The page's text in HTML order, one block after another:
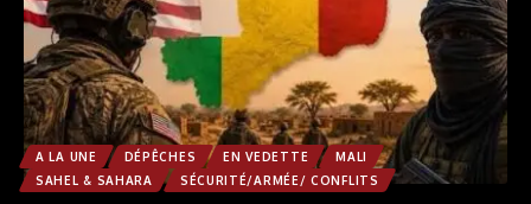
A LA UNE DÉPÊCHES EN VEDETTE
MALI
SAHEL & SAHARA
SÉCURITÉ/ARMÉE/ CONFLITS